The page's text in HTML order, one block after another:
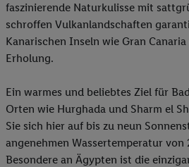
faszinierende Naturkulisse mit
schroffen Vulkanlandschaften
Kanarischen Inseln wie Gran
Erholung.
Ein warmes und beliebtes Ziel für
Orten wie Hurghada und Sharm el
Sie sich hier auf bis zu neun
angenehmen Wassertemperatur von
Besondere an Ägypten ist die